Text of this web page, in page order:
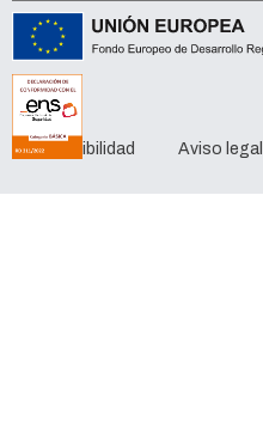
Accesibilidad Aviso legal